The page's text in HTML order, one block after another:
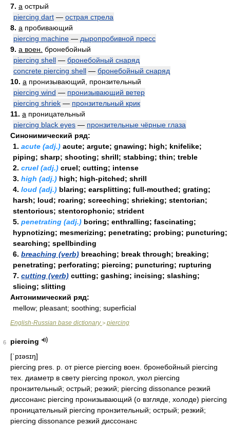
7. a острый
piercing dart — острая стрела
8. a пробивающий
piercing machine — дыропробивной пресс
9. a воен. бронебойный
piercing shell — бронебойный снаряд
concrete piercing shell — бронебойный снаряд
10. a пронизывающий, пронзительный
piercing wind — пронизывающий ветер
piercing shriek — пронзительный крик
11. a проницательный
piercing black eyes — пронзительные чёрные глаза
Синонимический ряд:
1. acute (adj.) acute; argute; gnawing; high; knifelike;
piping; sharp; shooting; shrill; stabbing; thin; treble
2. cruel (adj.) cruel; cutting; intense
3. high (adj.) high; high-pitched; shrill
4. loud (adj.) blaring; earsplitting; full-mouthed; grating;
harsh; loud; roaring; screeching; shrieking; stentorian;
stentorious; stentorophonic; strident
5. penetrating (adj.) boring; enthralling; fascinating;
hypnotizing; mesmerizing; penetrating; probing; puncturing;
searching; spellbinding
6. breaching (verb) breaching; break through; breaking;
penetrating; perforating; piercing; puncturing; rupturing
7. cutting (verb) cutting; gashing; incising; slashing;
slicing; slitting
Антонимический ряд:
mellow; pleasant; soothing; superficial
English-Russian base dictionary> piercing
6
piercing
[ˈpɪəsɪŋ]
piercing pres. p. от pierce piercing воен. бронебойный piercing
тех. диаметр в свету piercing прокол, укол piercing
пронзительный; острый; резкий; piercing dissonance резкий
диссонанс piercing пронизывающий (о взгляде, холоде) piercing
проницательный piercing пронзительный; острый; резкий;
piercing dissonance резкий диссонанс